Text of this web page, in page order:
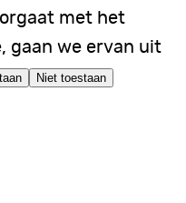
met het
gaan we ervan uit
Niet toestaan